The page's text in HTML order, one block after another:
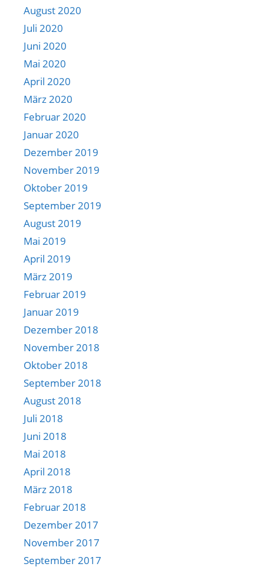
August 2020
Juli 2020
Juni 2020
Mai 2020
April 2020
März 2020
Februar 2020
Januar 2020
Dezember 2019
November 2019
Oktober 2019
September 2019
August 2019
Mai 2019
April 2019
März 2019
Februar 2019
Januar 2019
Dezember 2018
November 2018
Oktober 2018
September 2018
August 2018
Juli 2018
Juni 2018
Mai 2018
April 2018
März 2018
Februar 2018
Dezember 2017
November 2017
September 2017